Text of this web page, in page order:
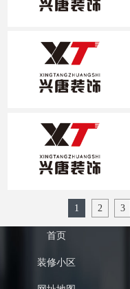
1 2 3
首页
装修小区